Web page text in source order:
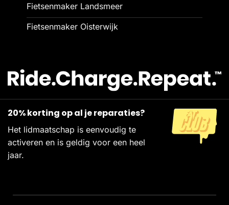
Fietsenmaker Landsmeer
Fietsenmaker Oisterwijk
20% korting op al je reparaties?
Het lidmaatschap is eenvoudig te
activeren en is geldig voor een heel
jaar.